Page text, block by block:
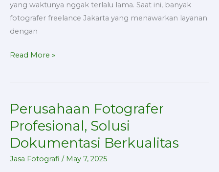
yang waktunya nggak terlalu lama. Saat ini, banyak
fotografer freelance Jakarta yang menawarkan layanan
dengan
Read More »
Perusahaan Fotografer
Profesional, Solusi
Dokumentasi Berkualitas
Jasa Fotografi / May 7, 2025
Perusahaan
Fotografer
Profesional,
Solusi
Dokumentasi